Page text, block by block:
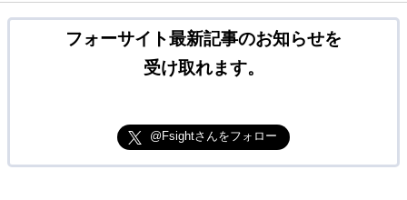
フォーサイト最新記事のお知らせを
受け取れます。
@Fsightさんをフォロー